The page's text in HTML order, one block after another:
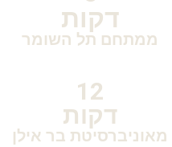
דקות
ממתחם תל השומר
12
דקות
מאוניברסיטת בר אילן